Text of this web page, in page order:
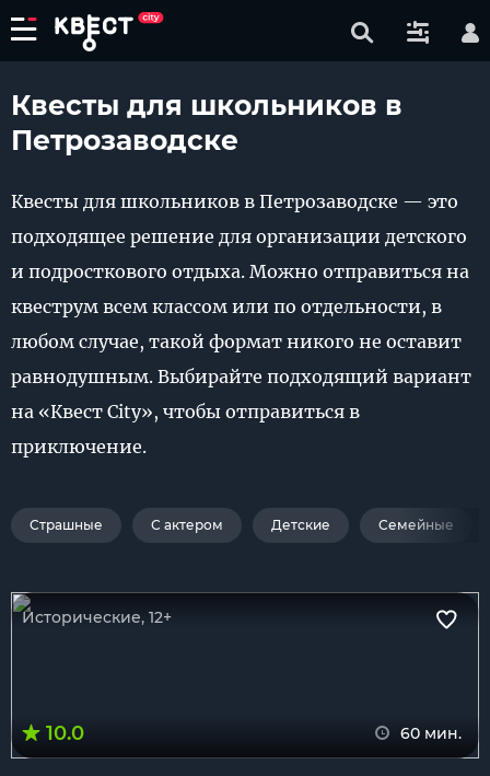
Квесты для школьников в
Петрозаводске
Квесты для школьников в Петрозаводске — это
подходящее решение для организации детского
и подросткового отдыха. Можно отправиться на
квеструм всем классом или по отдельности, в
любом случае, такой формат никого не оставит
равнодушным. Выбирайте подходящий вариант
на «Квест City», чтобы отправиться в
приключение.
Страшные С актером Детские Семейные
Исторические, 12+
10.0 60 мин.